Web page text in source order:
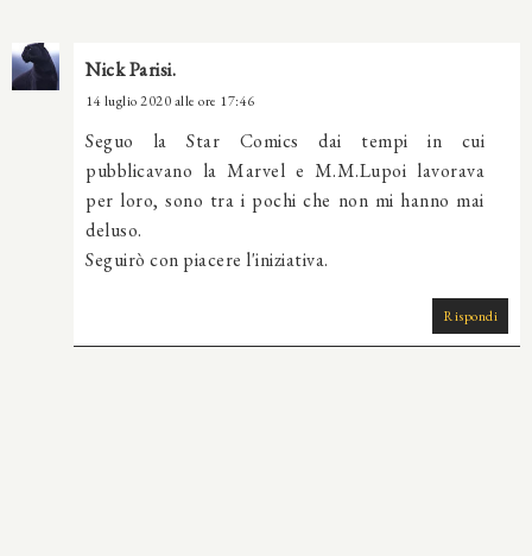
Nick Parisi.
14 luglio 2020 alle ore 17:46
Seguo la Star Comics dai tempi in cui
pubblicavano la Marvel e M.M.Lupoi lavorava
per loro, sono tra i pochi che non mi hanno mai
deluso.
Seguirò con piacere l'iniziativa.
Rispondi